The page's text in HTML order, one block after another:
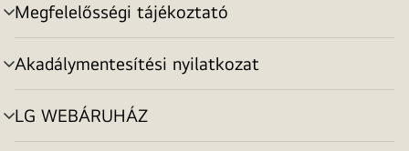
Megfelelősségi tájékoztató
menu
toggle
Akadálymentesítési nyilatkozat
menu
toggle
LG WEBÁRUHÁZ
menu
toggle